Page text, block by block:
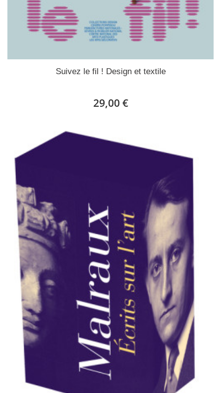
Suivez le fil ! Design et textile
29,00 €